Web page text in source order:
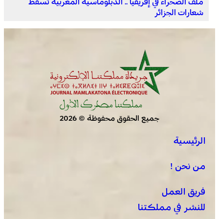
ملف الصحراء في إفريقيا .. الدبلوماسية المغربية تُسقط
شعارات الجزائر
جميع الحقوق محفوظة © 2026
الرئيسية
من نحن !
فريق العمل
للنشر في مملكتنا